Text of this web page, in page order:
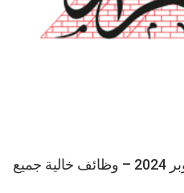
وظائف اهرام الجمعة 18 اكتوبر 2024 – وظائف خالية جميع